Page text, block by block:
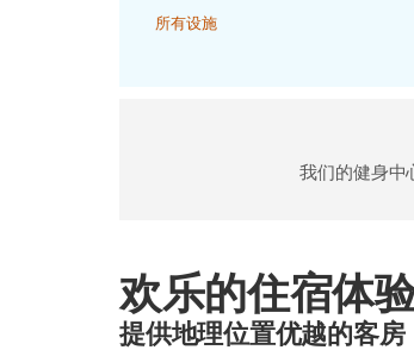
所有设施
我们的健身中
欢乐的住宿体
提供地理位置优越的客房